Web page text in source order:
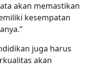
akan memastikan
kesempatan
juga harus
akan